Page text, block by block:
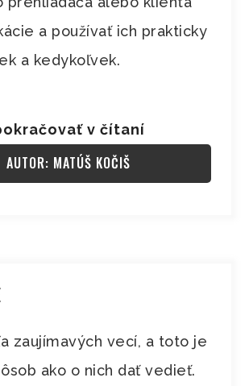
a používať ich prakticky
a kedykoľvek.
v čítaní
AUTOR: MATÚŠ KOČIŠ
zaujímavých vecí, a toto je
ako o nich dať vedieť.